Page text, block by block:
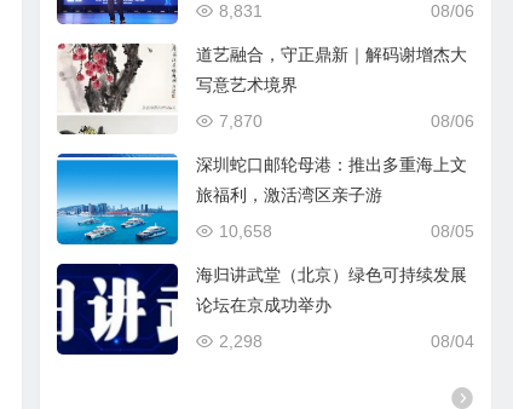
08/06
8,831
道艺融合，守正鼎新｜解码谢增杰大
写意艺术境界
08/06
7,870
深圳蛇口邮轮母港：推出多重海上文
旅福利，激活湾区亲子游
08/05
10,658
海归讲武堂（北京）绿色可持续发展
论坛在京成功举办
08/04
2,298